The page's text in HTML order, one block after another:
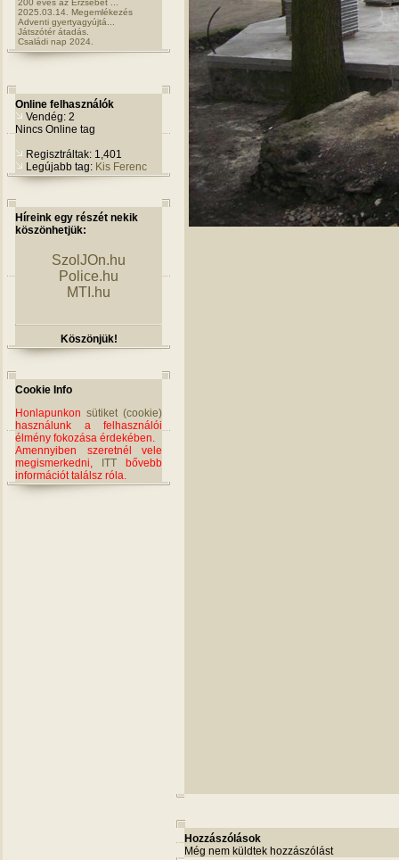
200 éves az Erzsébet ...
2025.03.14. Megemlékezés
Adventi gyertyagyújtá...
Játszótér átadás.
Családi nap 2024.
Online felhasználók
Vendég: 2
Nincs Online tag
Regisztráltak: 1,401
Legújabb tag: Kis Ferenc
Híreink egy részét nekik
köszönhetjük:
SzolJOn.hu
Police.hu
MTI.hu
Köszönjük!
Cookie Info
Honlapunkon sütiket (cookie)
használunk a felhasználói
élmény fokozása érdekében.
Amennyiben szeretnél vele
megismerkedni,
ITT bővebb
információt találsz róla.
Hozzászólások
Még nem küldtek hozzászólást